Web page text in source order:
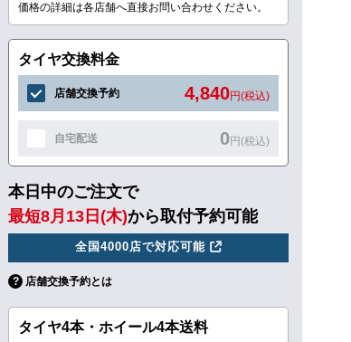
価格の詳細は各店舗へ直接お問い合わせください。
タイヤ交換料金
店舗交換予約 4,840円(税込)
自宅配送 0円(税込)
本日中のご注文で
最短8月13日(木)から取付予約可能
全国4000店で対応可能
店舗交換予約とは
タイヤ4本・ホイール4本送料